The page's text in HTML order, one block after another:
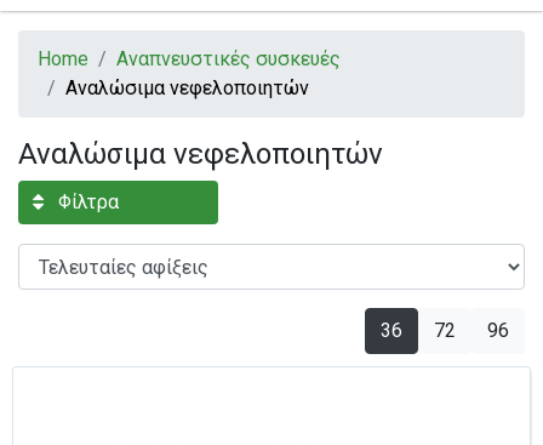
Home
Αναπνευστικές συσκευές
Αναλώσιμα νεφελοποιητών
Αναλώσιμα νεφελοποιητών
Φίλτρα
36 72 96